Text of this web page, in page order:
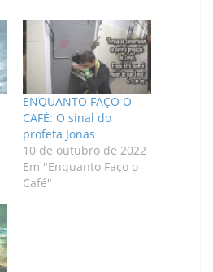
ENQUANTO FAÇO O
CAFÉ: O sinal do
profeta Jonas
10 de outubro de 2022
Em "Enquanto Faço o
Café"